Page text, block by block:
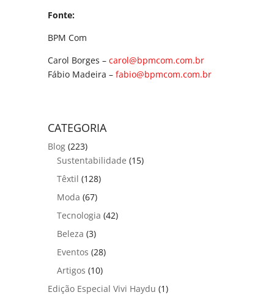
Fonte:
BPM Com
Carol Borges –carol@bpmcom.com.br
Fábio Madeira –fabio@bpmcom.com.br
CATEGORIA
Blog (223)
Sustentabilidade (15)
Têxtil (128)
Moda (67)
Tecnologia (42)
Beleza (3)
Eventos (28)
Artigos (10)
Edição Especial Vivi Haydu (1)